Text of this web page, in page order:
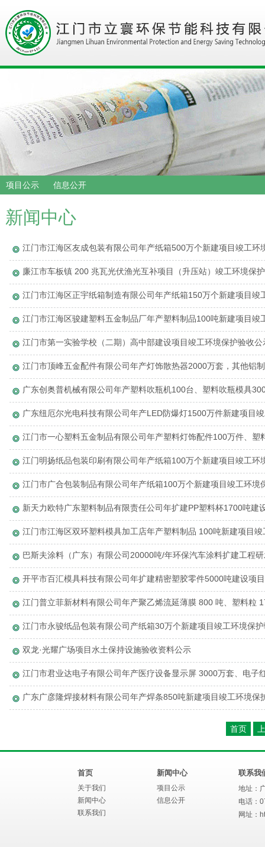
项目公示 信息公开
新闻中心
江门市江海区友成包装有限公司年产纸箱500万个新建项目竣工环
廉江市车板镇 200 兆瓦光伏渔光互补项目（升压站）竣工环境保
江门市江海区正宇纸箱制造有限公司年产纸箱150万个新建项目竣
江门市江海区骏建塑料五金制品厂年产塑料制品100吨新建项目竣
江门市第一实验学校（二期）高中部建设项目竣工环境保护验收公
江门市顶峰五金配件有限公司年产灯饰散热器2000万套，其他铝
广东创奥普机械有限公司年产塑料吹瓶机100台、塑料吹瓶模具
广东纽厄尔光电科技有限公司年产LED防爆灯1500万件新建项目
江门市一心塑料五金制品有限公司年产塑料灯饰配件100万件、
江门明扬纸品包装印刷有限公司年产纸箱100万个新建项目竣工环
江门市广合包装制品有限公司年产纸箱100万个新建项目竣工环境
新天力欧特广东塑料制品有限责任公司年扩建PP塑料杯1700吨建
江门市江海区双环塑料模具加工店年产塑料制品 100吨新建项目
巴斯夫涂料（广东）有限公司20000吨/年环保汽车涂料扩建工程
开平市百汇模具科技有限公司年扩建精密塑胶零件5000吨建设项
江门普立菲新材料有限公司年产聚乙烯流延薄膜 800 吨、塑料粒
江门市永骏纸品包装有限公司产纸箱30万个新建项目竣工环境保
双龙·光耀广场项目水土保持设施验收资料公示
江门市君业达电子有限公司年产医疗设备显示屏 3000万套、电
广东广彦隆焊接材料有限公司年产焊条850吨新建项目竣工环境保
首页
首页
关于我们
新闻中心
联系我们
新闻中心
项目公示
信息公开
联系我
地址：
电话：
网址：